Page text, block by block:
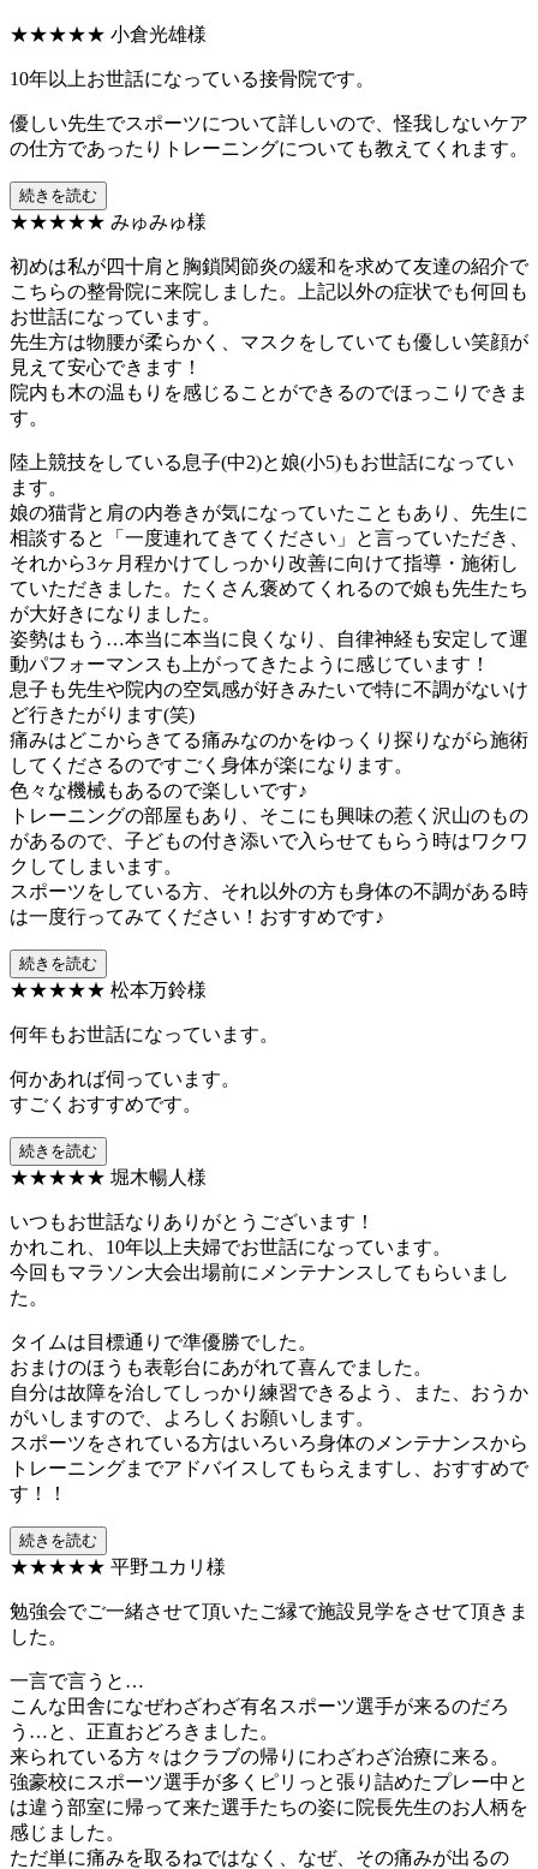
★★★★★ 小倉光雄様
10年以上お世話になっている接骨院です。
優しい先生でスポーツについて詳しいので、怪我しないケア
の仕方であったりトレーニングについても教えてくれます。
続きを読む
★★★★★ みゅみゅ様
初めは私が四十肩と胸鎖関節炎の緩和を求めて友達の紹介で
こちらの整骨院に来院しました。上記以外の症状でも何回も
お世話になっています。
先生方は物腰が柔らかく、マスクをしていても優しい笑顔が
見えて安心できます！
院内も木の温もりを感じることができるのでほっこりできま
す。
陸上競技をしている息子(中2)と娘(小5)もお世話になってい
ます。
娘の猫背と肩の内巻きが気になっていたこともあり、先生に
相談すると「一度連れてきてください」と言っていただき、
それから3ヶ月程かけてしっかり改善に向けて指導・施術し
ていただきました。たくさん褒めてくれるので娘も先生たち
が大好きになりました。
姿勢はもう…本当に本当に良くなり、自律神経も安定して運
動パフォーマンスも上がってきたように感じています！
息子も先生や院内の空気感が好きみたいで特に不調がないけ
ど行きたがります(笑)
痛みはどこからきてる痛みなのかをゆっくり探りながら施術
してくださるのですごく身体が楽になります。
色々な機械もあるので楽しいです♪
トレーニングの部屋もあり、そこにも興味の惹く沢山のもの
があるので、子どもの付き添いで入らせてもらう時はワクワ
クしてしまいます。
スポーツをしている方、それ以外の方も身体の不調がある時
は一度行ってみてください！おすすめです♪
続きを読む
★★★★★ 松本万鈴様
何年もお世話になっています。
何かあれば伺っています。
すごくおすすめです。
続きを読む
★★★★★ 堀木暢人様
いつもお世話なりありがとうございます！
かれこれ、10年以上夫婦でお世話になっています。
今回もマラソン大会出場前にメンテナンスしてもらいまし
た。
タイムは目標通りで準優勝でした。
おまけのほうも表彰台にあがれて喜んでました。
自分は故障を治してしっかり練習できるよう、また、おうか
がいしますので、よろしくお願いします。
スポーツをされている方はいろいろ身体のメンテナンスから
トレーニングまでアドバイスしてもらえますし、おすすめで
す！！
続きを読む
★★★★★ 平野ユカリ様
勉強会でご一緒させて頂いたご縁で施設見学をさせて頂きま
した。
一言で言うと…
こんな田舎になぜわざわざ有名スポーツ選手が来るのだろ
う…と、正直おどろきました。
来られている方々はクラブの帰りにわざわざ治療に来る。
強豪校にスポーツ選手が多くピリっと張り詰めたプレー中と
は違う部室に帰って来た選手たちの姿に院長先生のお人柄を
感じました。
ただ単に痛みを取るねではなく、なぜ、その痛みが出るの